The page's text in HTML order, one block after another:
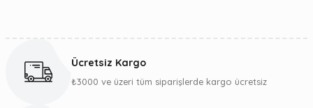
Görüş ve önerileriniz için teşekkür ederiz.
Ücretsiz Kargo
₺3000 ve üzeri tüm siparişlerde kargo ücretsiz